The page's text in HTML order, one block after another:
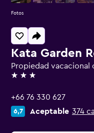
Kata Garden
Propiedad vacacional
3 estrellas
+66 76 330 627
6,7 Aceptable 374
Fotos